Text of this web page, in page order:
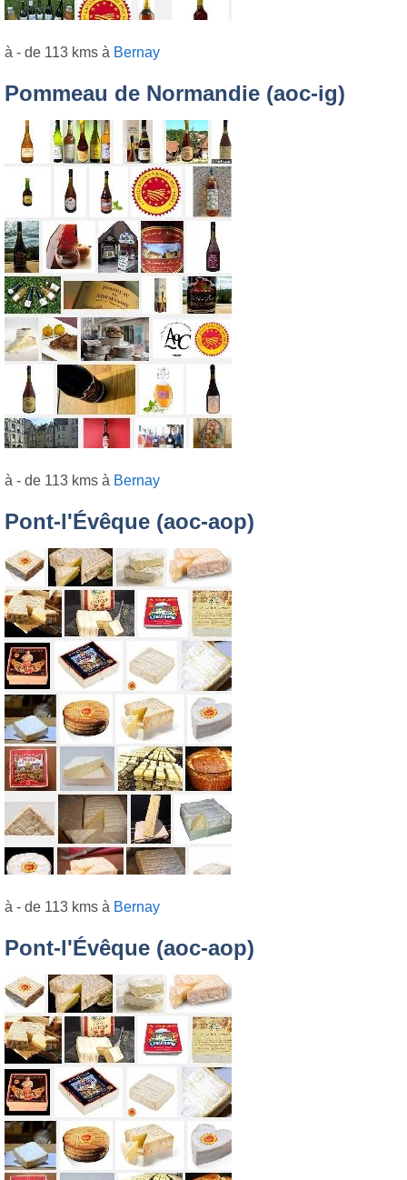
à - de 113 kms à Bernay
Pommeau de Normandie (aoc-ig)
à - de 113 kms à Bernay
Pont-l'Évêque (aoc-aop)
à - de 113 kms à Bernay
Pont-l'Évêque (aoc-aop)